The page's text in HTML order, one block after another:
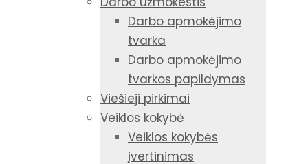
Darbo apmokėjimo
tvarka
Darbo apmokėjimo
tvarkos papildymas
Viešieji pirkimai
Veiklos kokybė
Veiklos kokybės
įvertinimas